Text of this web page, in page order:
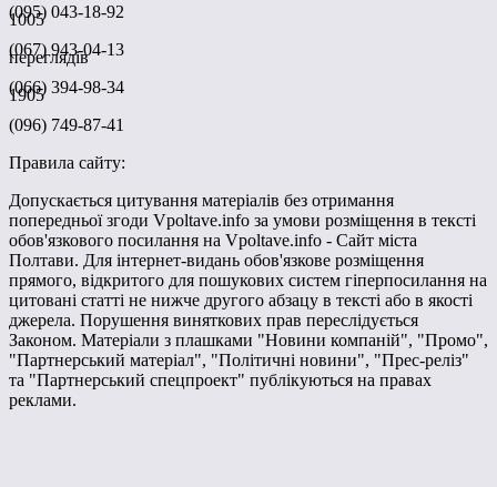
1005
переглядів
1905
(095) 043-18-92
(067) 943-04-13
(066) 394-98-34
(096) 749-87-41
Правила сайту:
Допускається цитування матеріалів без отримання
попередньої згоди Vpoltave.info за умови розміщення в тексті
обов'язкового посилання на Vpoltave.info - Сайт міста
Полтави. Для інтернет-видань обов'язкове розміщення
прямого, відкритого для пошукових систем гіперпосилання на
цитовані статті не нижче другого абзацу в тексті або в якості
джерела. Порушення виняткових прав переслідується
Законом. Матеріали з плашками "Новини компаній", "Промо",
"Партнерський матеріал", "Політичні новини", "Прес-реліз"
та "Партнерський спецпроект" публікуються на правах
реклами.